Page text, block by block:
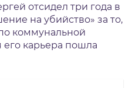
отсидел три года в
на убийство» за то,
коммунальной
его карьера пошла